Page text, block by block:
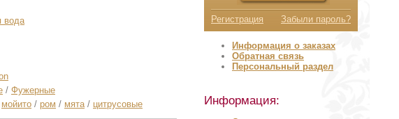
вода
/ Фужерные
мойито / ром / мята/ цитрусовые
Регистрация Забыли пароль?
Информация о заказах
Обратная связь
Персональный раздел
Информация: